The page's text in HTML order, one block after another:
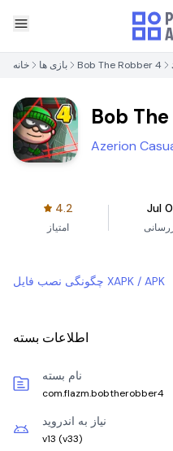
خانه بازی ها Bob The Robber 4
Bob
Azerion
4.2
امتیاز
Jul
چگونگی نصب فایل XAPK / APK
اطلاعات بسته
نام بسته
com.flazm.bobtherobber4
نیاز به اندروید
v13 (v33)